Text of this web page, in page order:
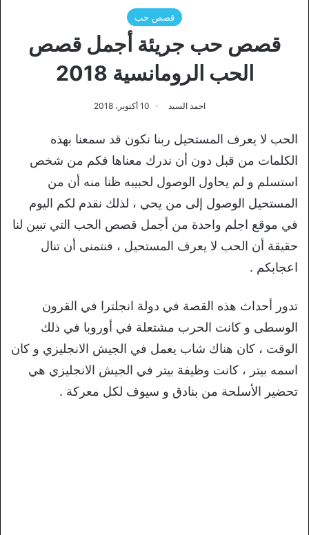
قصص حب
قصص حب جريئة أجمل قصص
الحب الرومانسية 2018
احمد السيد 10 أكتوبر، 2018
الحب لا يعرف المستحيل ربنا نكون قد سمعنا بهذه
الكلمات من قبل دون أن ندرك معناها فكم من شخص
استسلم و لم يحاول الوصول لحبيبه ظنا منه أن من
المستحيل الوصول إلى من يحي ، لذلك نقدم لكم اليوم
في موقع اجلم واحدة من أجمل قصص الحب التي تبين لنا
حقيقة أن الحب لا يعرف المستحيل ، فنتمنى أن تنال
اعجابكم .
تدور أحداث هذه القصة في دولة انجلترا في القرون
الوسطى و كانت الحرب مشتعلة في أوروبا في ذلك
الوقت ، كان هناك شاب يعمل في الجيش الانجليزي و كان
اسمه بيتر ، كانت وظيفة بيتر في الجيش الانجليزي هي
تحضير الأسلحة من بنادق و سيوف لكل معركة .